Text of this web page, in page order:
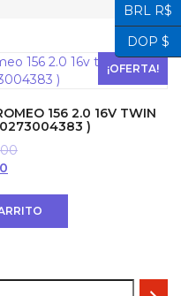
¡OFERTA!
156 2.0 16V TWIN
0273004383 )
BRL R$
DOP $